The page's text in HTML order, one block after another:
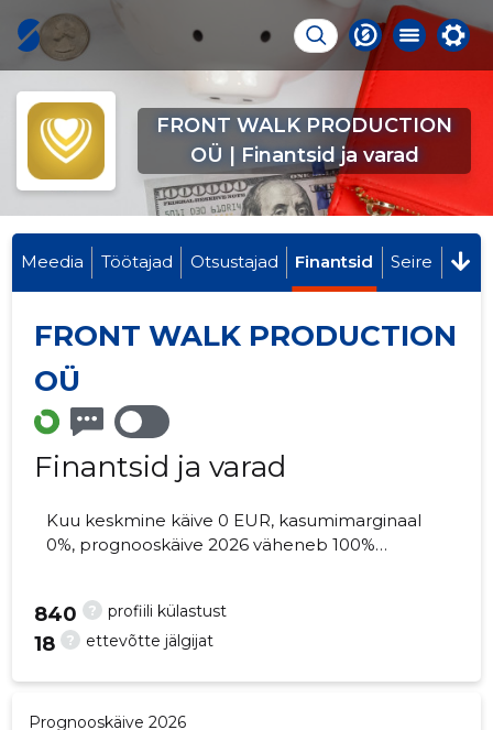
FRONT WALK PRODUCTION
OÜ | Finantsid ja varad
Meedia Töötajad Otsustajad Finantsid Seire
FRONT WALK PRODUCTION
OÜ
Finantsid ja varad
Kuu keskmine käive 0 EUR, kasumimarginaal
0%, prognooskäive 2026 väheneb 100%
? profiili külastust
840
? ettevõtte jälgijat
18
Prognooskäive 2026